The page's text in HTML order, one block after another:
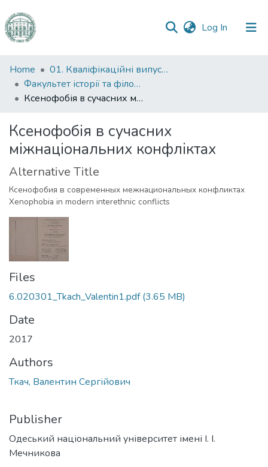
Log In (current)
Communities
&
Collections
Statistics
Home
01. Кваліфікаційні випускні роботи здобувачів вищої освіти
Факультет історії та філософії
Ксенофобія в сучасних міжнаціональних конфліктах
Ксенофобія в сучасних
міжнаціональних конфліктах
Alternative Title
Ксенофобия в современных межнациональных конфликтах
Xenophobia in modern interethnic conflicts
Files
6.020301_Tkach_Valentin1.pdf(3.65 MB)
Date
2017
Authors
Ткач, Валентин Сергійович
Publisher
Одеський національний університет імені І. І.
Мечникова